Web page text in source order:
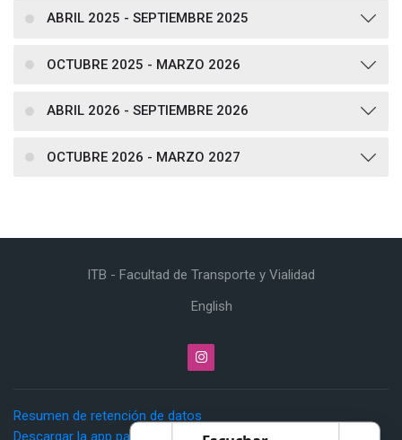
ABRIL 2025 - SEPTIEMBRE 2025
OCTUBRE 2025 - MARZO 2026
ABRIL 2026 - SEPTIEMBRE 2026
OCTUBRE 2026 - MARZO 2027
ITB - Facultad de Transporte y Vialidad
English
Resumen de retención de datos